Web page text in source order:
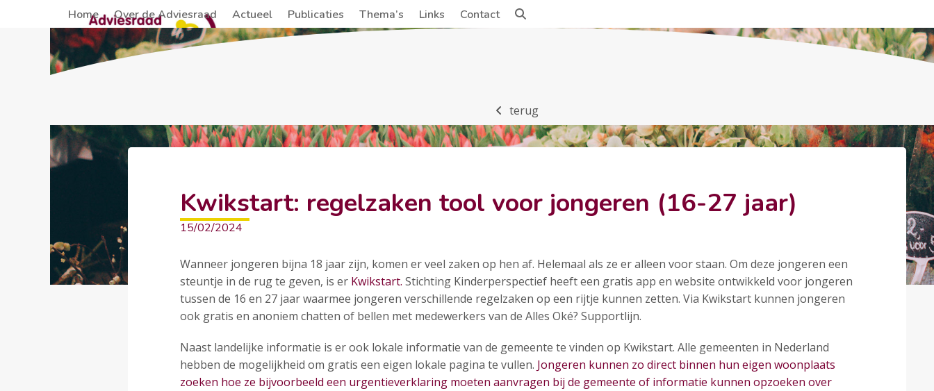
Home Over de Adviesraad Actueel Publicaties Thema’s Links Contact
terug
Kwikstart: regelzaken tool voor jongeren (16-27 jaar)
15/02/2024
Wanneer jongeren bijna 18 jaar zijn, komen er veel zaken op hen af. Helemaal als ze er alleen voor staan. Om deze jongeren een
steuntje in de rug te geven, is er Kwikstart. Stichting Kinderperspectief heeft een gratis app en website ontwikkeld voor jongeren
tussen de 16 en 27 jaar waarmee jongeren verschillende regelzaken op een rijtje kunnen zetten. Via Kwikstart kunnen jongeren
ook gratis en anoniem chatten of bellen met medewerkers van de Alles Oké? Supportlijn.
Naast landelijke informatie is er ook lokale informatie van de gemeente te vinden op Kwikstart. Alle gemeenten in Nederland
hebben de mogelijkheid om gratis een eigen lokale pagina te vullen. Jongeren kunnen zo direct binnen hun eigen woonplaats
zoeken hoe ze bijvoorbeeld een urgentieverklaring moeten aanvragen bij de gemeente of informatie kunnen opzoeken over